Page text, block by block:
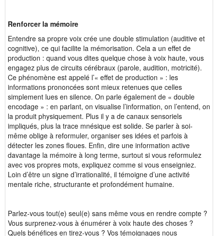
Renforcer la mémoire
Entendre sa propre voix crée une double stimulation (auditive et
cognitive), ce qui facilite la mémorisation. Cela a un effet de
production : quand vous dites quelque chose à voix haute, vous
engagez plus de circuits cérébraux (parole, audition, motricité).
Ce phénomène est appelé l’« effet de production » : les
informations prononcées sont mieux retenues que celles
simplement lues en silence. On parle également de « double
encodage » : en parlant, on visualise l’information, on l’entend, on
la produit physiquement. Plus il y a de canaux sensoriels
impliqués, plus la trace mnésique est solide. Se parler à soi-
même oblige à reformuler, organiser ses idées et parfois à
détecter les zones floues. Enfin, dire une information active
davantage la mémoire à long terme, surtout si vous reformulez
avec vos propres mots, expliquez comme si vous enseigniez.
Loin d’être un signe d’irrationalité, il témoigne d’une activité
mentale riche, structurante et profondément humaine.
Parlez-vous tout(e) seul(e) sans même vous en rendre compte ?
Vous surprenez-vous à énumérer à voix haute des choses ?
Quels bénéfices en tirez-vous ? Vos témoignages nous